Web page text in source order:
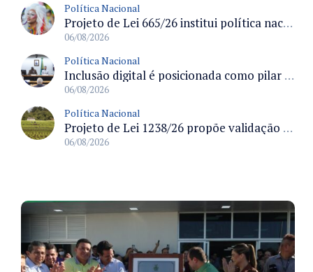
Política Nacional
Projeto de Lei 665/26 institui política nacional para prevenção ao transfeminicídio e prevê medidas de proteção e reparação
06/08/2026
Política Nacional
Inclusão digital é posicionada como pilar essencial da reurbanização de favelas e periferias
06/08/2026
Política Nacional
Projeto de Lei 1238/26 propõe validação automática do Cadastro Ambiental Rural para imóveis de até quatro módulos fiscais
06/08/2026